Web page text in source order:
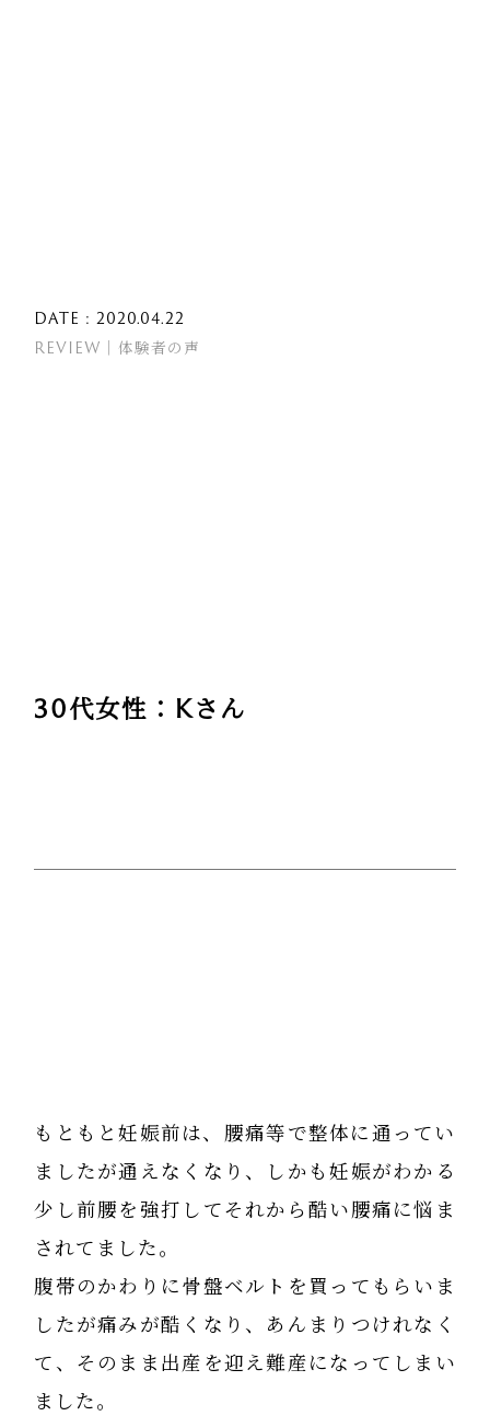
DATE : 2020.04.22
REVIEW｜体験者の声
30代女性：Kさん
もともと妊娠前は、腰痛等で整体に通ってい
ましたが通えなくなり、しかも妊娠がわかる
少し前腰を強打してそれから酷い腰痛に悩ま
されてました。
腹帯のかわりに骨盤ベルトを買ってもらいま
したが痛みが酷くなり、あんまりつけれなく
て、そのまま出産を迎え難産になってしまい
ました。